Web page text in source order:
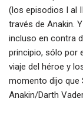
(los episodios I al
través de Anakin.
incluso en contra
principio, sólo por
viaje del héroe y
momento dijo que
Anakin/Darth